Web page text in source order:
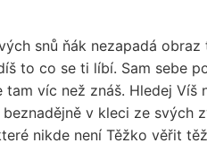
snů ňák nezapadá
to co se ti líbí. Sam sebe
víc než znáš. Hledej
v kleci ze svých
nikde není Těžko věřit